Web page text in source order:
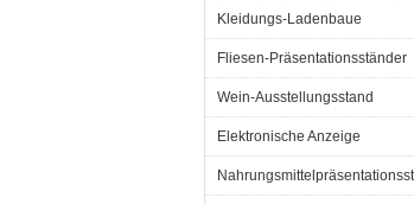
Kleidungs-Ladenbaue
Fliesen-Präsentationsständer
Wein-Ausstellungsstand
Elektronische Anzeige